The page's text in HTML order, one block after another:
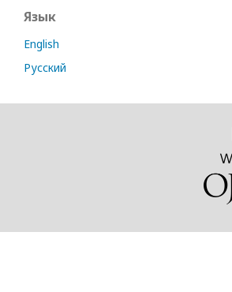
Язык
English
Русский